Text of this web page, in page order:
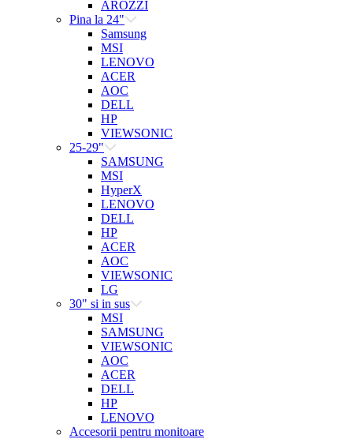
AROZZI
Pina la 24"
Samsung
MSI
LENOVO
ACER
AOC
DELL
HP
VIEWSONIC
25-29"
SAMSUNG
MSI
HyperX
LENOVO
DELL
HP
ACER
AOC
VIEWSONIC
LG
30" si in sus
MSI
SAMSUNG
VIEWSONIC
AOC
ACER
DELL
HP
LENOVO
Accesorii pentru monitoare